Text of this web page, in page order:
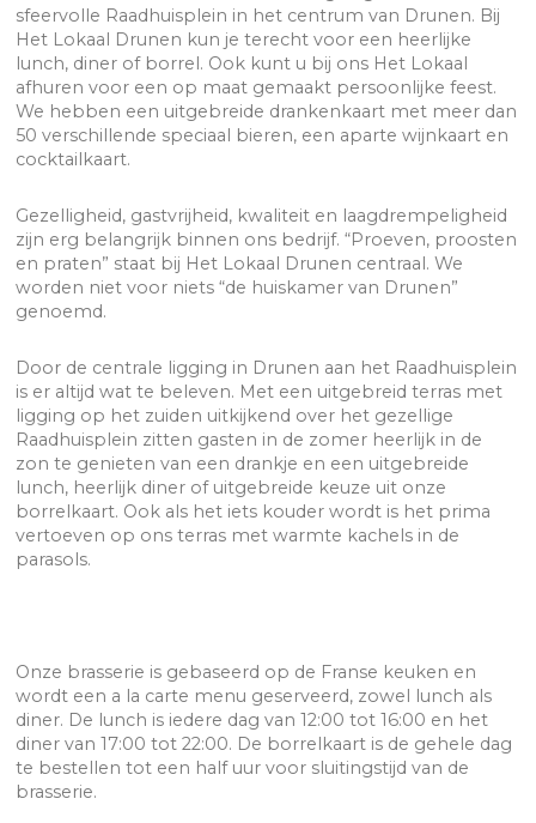
sfeervolle Raadhuisplein in het centrum van Drunen. Bij
Het Lokaal Drunen kun je terecht voor een heerlijke
lunch, diner of borrel. Ook kunt u bij ons Het Lokaal
afhuren voor een op maat gemaakt persoonlijke feest.
We hebben een uitgebreide drankenkaart met meer dan
50 verschillende speciaal bieren, een aparte wijnkaart en
cocktailkaart.
Gezelligheid, gastvrijheid, kwaliteit en laagdrempeligheid
zijn erg belangrijk binnen ons bedrijf. “Proeven, proosten
en praten” staat bij Het Lokaal Drunen centraal. We
worden niet voor niets “de huiskamer van Drunen”
genoemd.
Door de centrale ligging in Drunen aan het Raadhuisplein
is er altijd wat te beleven. Met een uitgebreid terras met
ligging op het zuiden uitkijkend over het gezellige
Raadhuisplein zitten gasten in de zomer heerlijk in de
zon te genieten van een drankje en een uitgebreide
lunch, heerlijk diner of uitgebreide keuze uit onze
borrelkaart. Ook als het iets kouder wordt is het prima
vertoeven op ons terras met warmte kachels in de
parasols.
Onze brasserie is gebaseerd op de Franse keuken en
wordt een a la carte menu geserveerd, zowel lunch als
diner. De lunch is iedere dag van 12:00 tot 16:00 en het
diner van 17:00 tot 22:00. De borrelkaart is de gehele dag
te bestellen tot een half uur voor sluitingstijd van de
brasserie.